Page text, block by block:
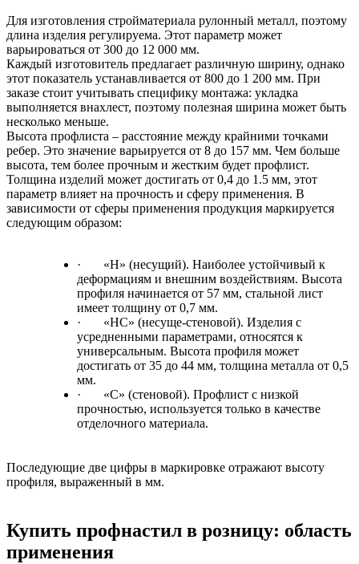
Для изготовления стройматериала рулонный металл, поэтому
длина изделия регулируема. Этот параметр может
варьироваться от 300 до 12 000 мм.
Каждый изготовитель предлагает различную ширину, однако
этот показатель устанавливается от 800 до 1 200 мм. При
заказе стоит учитывать специфику монтажа: укладка
выполняется внахлест, поэтому полезная ширина может быть
несколько меньше.
Высота профлиста – расстояние между крайними точками
ребер. Это значение варьируется от 8 до 157 мм. Чем больше
высота, тем более прочным и жестким будет профлист.
Толщина изделий может достигать от 0,4 до 1.5 мм, этот
параметр влияет на прочность и сферу применения. В
зависимости от сферы применения продукция маркируется
следующим образом:
·
«Н» (несущий). Наиболее устойчивый к
деформациям и внешним воздействиям. Высота
профиля начинается от 57 мм, стальной лист
имеет толщину от 0,7 мм.
·
«НС» (несуще-стеновой). Изделия с
усредненными параметрами, относятся к
универсальным. Высота профиля может
достигать от 35 до 44 мм, толщина металла от 0,5
мм.
·
«С» (стеновой). Профлист с низкой
прочностью, используется только в качестве
отделочного материала.
Последующие две цифры в маркировке отражают высоту
профиля, выраженный в мм.
Купить профнастил в розницу: область
применения